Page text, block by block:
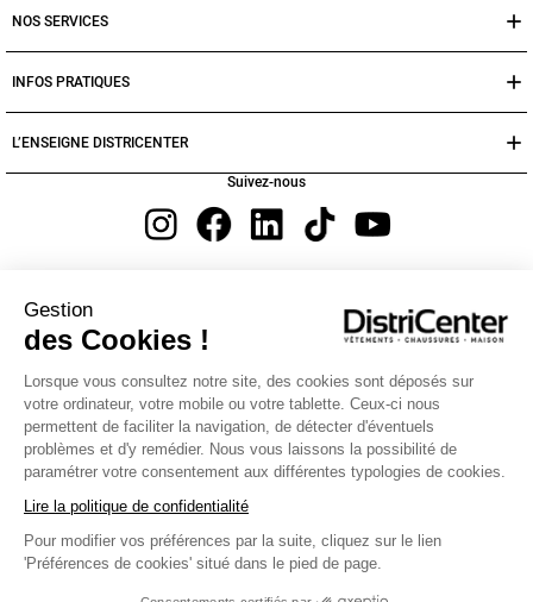
Gestion
des Cookies !
Lorsque vous consultez notre site, des cookies sont déposés sur
votre ordinateur, votre mobile ou votre tablette. Ceux-ci nous
permettent de faciliter la navigation, de détecter d'éventuels
problèmes et d'y remédier. Nous vous laissons la possibilité de
paramétrer votre consentement aux différentes typologies de cookies.
Lire la politique de confidentialité
Pour modifier vos préférences par la suite, cliquez sur le lien
'Préférences de cookies' situé dans le pied de page.
Bain Bébé
Le moment du bain est important pour votre bébé, et DistriCenter s'engage à le rendre
aussi agréable que possible avec notre gamme de produits de bain de haute qualité
et à pas cher. Profitez de nos carrés de bain et gants tout doux, spécialement conçus
pour le confort de votre bébé. Nos capes de bain mesurent 75 x 75 cm et sont
accompagnées de gants assortis de 21 x 15 cm. Fabriqués en 100% coton, nos carrés
de bain sont parfaits pour envelopper votre bébé dans la douceur et la chaleur après
NOS SERVICES
INFOS PRATIQUES
L’ENSEIGNE DISTRICENTER
Suivez-nous